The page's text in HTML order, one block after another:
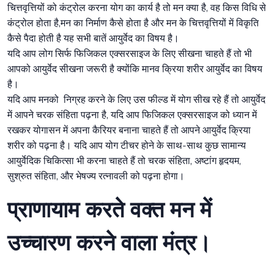
चित्तवृत्तियों को कंट्रोल करना योग का कार्य है तो मन क्या है, वह किस विधि से
कंट्रोल होता है,मन का निर्माण कैसे होता है और मन के चित्तवृत्तियों में विकृति
कैसे पैदा होती है यह सभी बातें आयुर्वेद का विषय है।
यदि आप लोग सिर्फ फिजिकल एक्सरसाइज के लिए सीखना चाहते हैं तो भी
आपको आयुर्वेद सीखना जरूरी है क्योंकि मानव क्रिया शरीर आयुर्वेद का विषय
है।
यदि आप मनको निग्रह करने के लिए उस फील्ड में योग सीख रहे हैं तो आयुर्वेद
में आपने चरक संहिता पढ़ना है, यदि आप फिजिकल एक्सरसाइज को ध्यान में
रखकर योगासन में अपना कैरियर बनाना चाहते हैं तो आपने आयुर्वेद क्रिया
शरीर को पढ़ना है। यदि आप योग टीचर होने के साथ-साथ कुछ सामान्य
आयुर्वेदिक चिकित्सा भी करना चाहते हैं तो चरक संहिता, अष्टांग हृदयम,
सुश्रुत संहिता, और भेषज्य रत्नावली को पढ़ना होगा।
प्राणायाम करते वक्त मन में
उच्चारण करने वाला मंत्र।